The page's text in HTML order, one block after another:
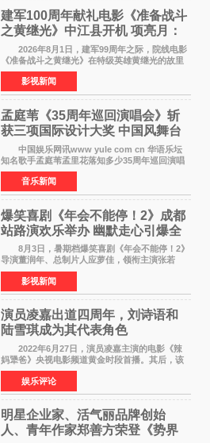
建军100周年献礼电影《准备战斗
之黄继光》中江县开机 项亮月：
以光影为笔，书写英雄赞歌
2026年8月1日，建军99周年之际，院线电影
《准备战斗之黄继光》在特级英雄黄继光的故里
——四川省德阳市中江县黄继光出生地正式开
机。本片出品人、总制片人项亮月主持开机仪
式，&zwnj;特级英雄
影视新闻
孟庭苇《35周年巡回演唱会》斩
获三项国际设计大奖 中国风舞台
美学获全球认可
中国娱乐网讯www yule com cn 华语乐坛
知名歌手孟庭苇孟里花落知多少35周年巡回演唱
会再传喜讯。该演唱会先后荣获美国MUSE
Creative Awards白金奖（Platinum Winner）、
英国London Design
音乐新闻
爆笑喜剧《年会不能停！2》成都
站路演欢乐举办 幽默走心引爆全
场共鸣
8月3日，暑期档爆笑喜剧《年会不能停！2》
导演董润年、总制片人应萝佳，领衔主演张若
昀、白客，惊喜出演庄达菲，特别主演孙艺洲，
特别出演田雨，友情出演欧阳奋强出席成都路
演，与观众近距离互
影视新闻
演员凌嘉出道四周年，刘诗语和
陆雪琪成为其代表角色
2022年6月27日，演员凌嘉主演的电影《辣
妈犟爸》央视电影频道黄金时段首播。其后，该
电影在央视电影频道多次复播（2022年8月10
日，2022年9月30日，2023年7月17日，2025年7
月14日）。除了多次复
娱乐评论
明星企业家、活气丽品牌创始
人、青年作家郑善方荣登《势界